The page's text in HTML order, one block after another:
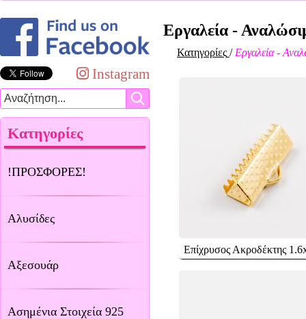
Instagram
Κατηγορίες
!ΠΡΟΣΦΟΡΕΣ!
Αλυσίδες
Αξεσουάρ
Ασημένια Στοιχεία 925
Εργαλεία -
Κατηγορίες / Εργαλεία -
Επίχρυσος Ακροδέκτης